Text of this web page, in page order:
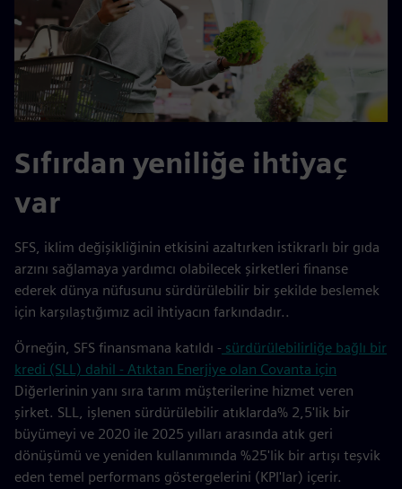
Sıfırdan yeniliğe ihtiyaç
var
SFS, iklim değişikliğinin etkisini azaltırken istikrarlı bir gıda
arzını sağlamaya yardımcı olabilecek şirketleri finanse
ederek dünya nüfusunu sürdürülebilir bir şekilde beslemek
için karşılaştığımız acil ihtiyacın farkındadır..
Örneğin, SFS finansmana katıldı - sürdürülebilirliğe bağlı bir
kredi (SLL) dahil - Atıktan Enerjiye olan Covanta için
Diğerlerinin yanı sıra tarım müşterilerine hizmet veren
şirket. SLL, işlenen sürdürülebilir atıklarda% 2,5'lik bir
büyümeyi ve 2020 ile 2025 yılları arasında atık geri
dönüşümü ve yeniden kullanımında %25'lik bir artışı teşvik
eden temel performans göstergelerini (KPI'lar) içerir.